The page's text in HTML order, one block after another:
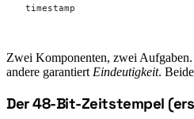
timestamp
Zwei Komponenten, zwei
andere garantiertEindeutigkeit.
#
Der 48-Bit-Zeitstempel